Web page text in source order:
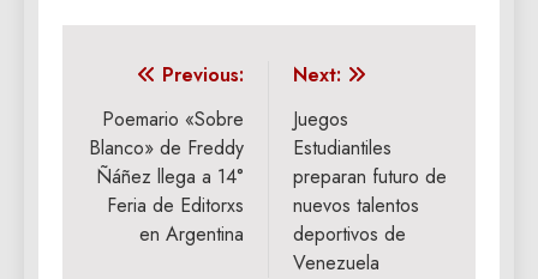
Navegación
de
entradas
Previous:
Poemario «Sobre
Blanco» de Freddy
Ñáñez llega a 14°
Feria de Editorxs
en Argentina
Next:
Juegos
Estudiantiles
preparan futuro de
nuevos talentos
deportivos de
Venezuela